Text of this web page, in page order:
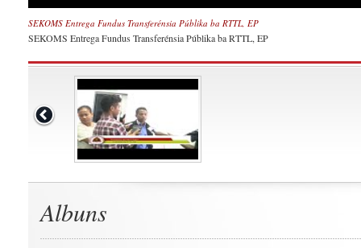
SEKOMS Entrega Fundus Transferénsia Públika ba RTTL, EP
SEKOMS Entrega Fundus Transferénsia Públika ba RTTL, EP
Albuns